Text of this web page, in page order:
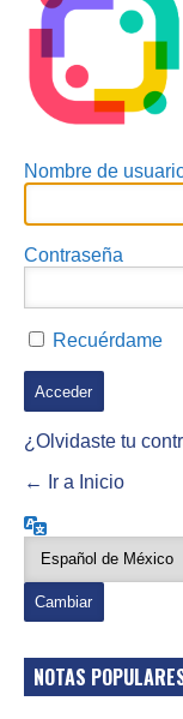
Nombre de
Contraseña
Recuérdame
¿Olvidaste tu
← Ir a Inicio
NOTAS